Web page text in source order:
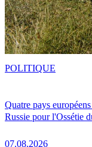
Quatre pays
Russie pour l'Ossétie
07.08.2026
POLITIQUE